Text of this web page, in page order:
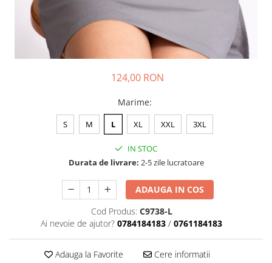
Veste, Jachete
Veste de lucru
Jachete de lucru
Halate medicale polar - unisex
Sorturi restaurante
Tricouri de lucru
Saboti medicali
ACCESORII
Noutati
124,00 RON
Marime:
S M L XL XXL 3XL
IN STOC
Durata de livrare: 2-5 zile lucratoare
ADAUGA IN COS
Cod Produs: C9738-L
Ai nevoie de ajutor? 0784184183 / 0761184183
Adauga la Favorite Cere informatii